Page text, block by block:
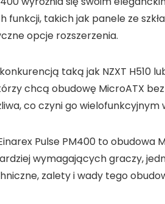
funkcji, takich jak panele ze
opcje rozszerzenia.
taką jak NZXT H510
chcą obudowę MicroATX
co czyni go
Pulse PM400 to obudowa
wymagających graczy,
zalety i wady tego